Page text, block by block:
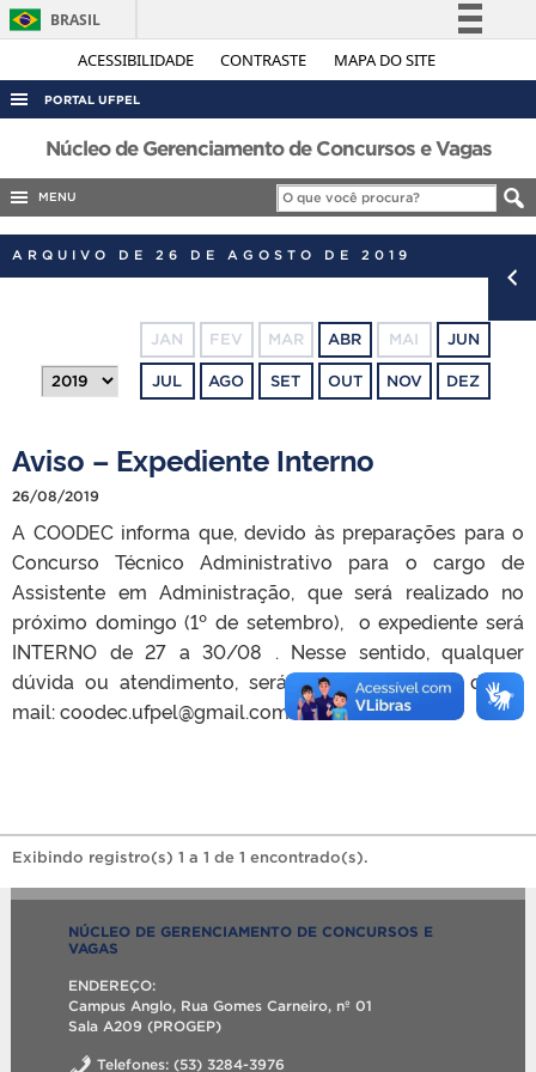
ACESSIBILIDADE CONTRASTE MAPA DO SITE
BRASIL
Simplifique!
Legislação
Canais
PORTAL UFPEL
ACESSO À INFORMAÇÃO
AUDITORIA
CONCURSOS
OUVIDORIA
TELEFONES
Núcleo de Gerenciamento de Concursos e Vagas
MENU
ARQUIVO DE 26 DE AGOSTO DE 2019
JAN FEV MAR ABR MAI JUN
JUL AGO SET OUT NOV DEZ
Aviso – Expediente Interno
26/08/2019
A COODEC informa que, devido às preparações para o
Concurso Técnico Administrativo para o cargo de
Assistente em Administração, que será realizado no
próximo domingo (1º de setembro), o expediente será
INTERNO de 27 a 30/08 . Nesse sentido, qualquer
dúvida ou atendimento, será realizado através do e-
mail: coodec.ufpel@gmail.com
Exibindo registro(s) 1 a 1 de 1 encontrado(s).
NÚCLEO DE GERENCIAMENTO DE CONCURSOS E
VAGAS
ENDEREÇO:
Campus Anglo, Rua Gomes Carneiro, nº 01
Sala A209 (PROGEP)
Telefones: (53) 3284-3976